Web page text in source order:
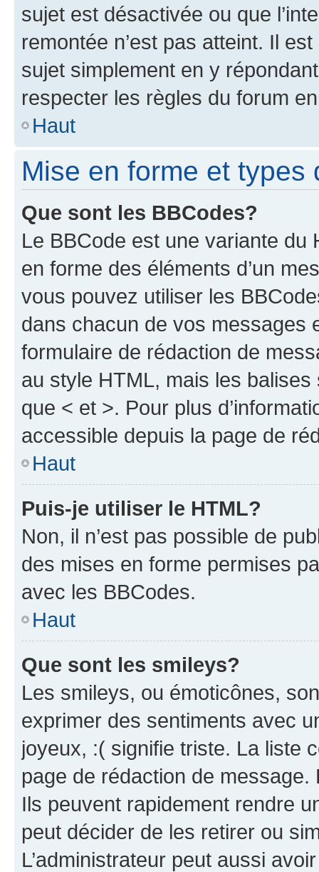
sujet est désactivée ou que
remontée n’est pas atteint. Il
sujet simplement en y
respecter les règles du forum
Haut
Mise en forme et types
Que sont les BBCodes?
Le BBCode est une variante du
en forme des éléments d’un
vous pouvez utiliser les
dans chacun de vos messages
formulaire de rédaction de
au style HTML, mais les
que < et >. Pour plus
accessible depuis la page de
Haut
Puis-je utiliser le HTML?
Non, il n’est pas possible de
des mises en forme permises
avec les BBCodes.
Haut
Que sont les smileys?
Les smileys, ou émoticônes,
exprimer des sentiments avec
joyeux, :( signifie triste. La liste
page de rédaction de
Ils peuvent rapidement rendre
peut décider de les retirer ou
L’administrateur peut aussi